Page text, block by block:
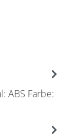
ABS Farbe: